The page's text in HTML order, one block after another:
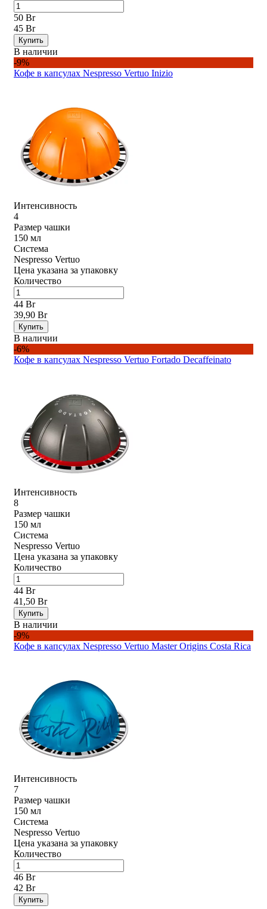
50 Br
45 Br
Купить
В наличии
-9%
Кофе в капсулах Nespresso Vertuo Inizio
Интенсивность
4
Размер чашки
150 мл
Система
Nespresso Vertuo
Цена указана за упаковку
Количество
44 Br
39,90 Br
Купить
В наличии
-6%
Кофе в капсулах Nespresso Vertuo Fortado Decaffeinato
Интенсивность
8
Размер чашки
150 мл
Система
Nespresso Vertuo
Цена указана за упаковку
Количество
44 Br
41,50 Br
Купить
В наличии
-9%
Кофе в капсулах Nespresso Vertuo Master Origins Costa Rica
Интенсивность
7
Размер чашки
150 мл
Система
Nespresso Vertuo
Цена указана за упаковку
Количество
46 Br
42 Br
Купить